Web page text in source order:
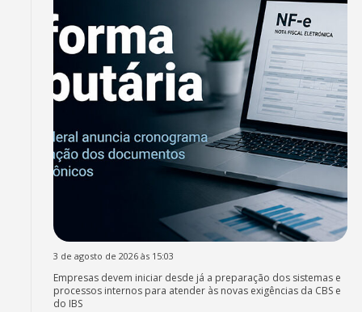
3 de agosto de 2026 às 15:03
Empresas devem iniciar desde já a preparação dos sistemas e
processos internos para atender às novas exigências da CBS e
do IBS